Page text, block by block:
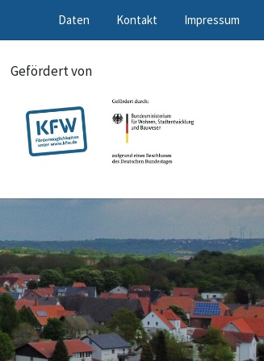
Daten Kontakt Impressum
Gefördert von